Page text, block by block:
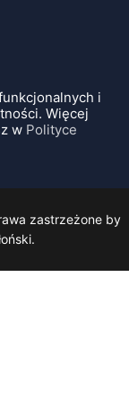
i
Więcej
w Polityce
zastrzeżone by